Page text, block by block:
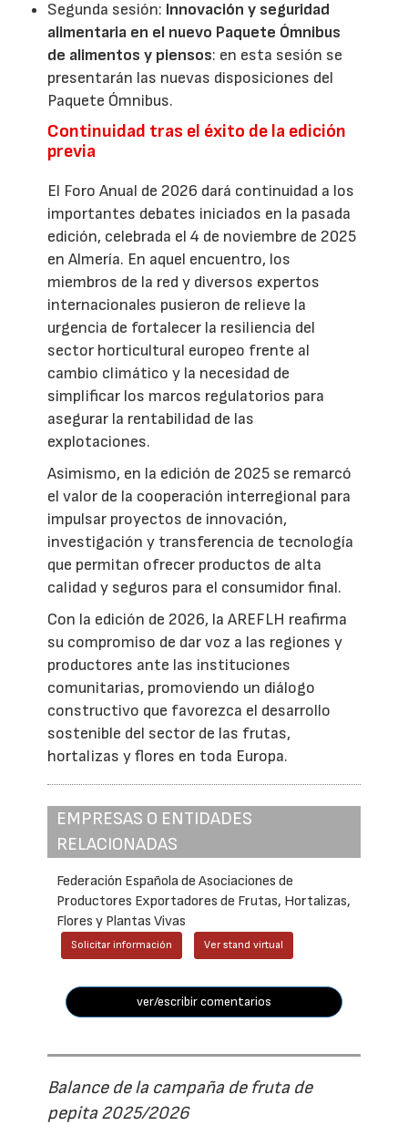
Segunda sesión: Innovación y seguridad
alimentaria en el nuevo Paquete Ómnibus
de alimentos y piensos: en esta sesión se
presentarán las nuevas disposiciones del
Paquete Ómnibus.
Continuidad tras el éxito de la edición
previa
El Foro Anual de 2026 dará continuidad a los
importantes debates iniciados en la pasada
edición, celebrada el 4 de noviembre de 2025
en Almería. En aquel encuentro, los
miembros de la red y diversos expertos
internacionales pusieron de relieve la
urgencia de fortalecer la resiliencia del
sector horticultural europeo frente al
cambio climático y la necesidad de
simplificar los marcos regulatorios para
asegurar la rentabilidad de las
explotaciones.
Asimismo, en la edición de 2025 se remarcó
el valor de la cooperación interregional para
impulsar proyectos de innovación,
investigación y transferencia de tecnología
que permitan ofrecer productos de alta
calidad y seguros para el consumidor final.
Con la edición de 2026, la AREFLH reafirma
su compromiso de dar voz a las regiones y
productores ante las instituciones
comunitarias, promoviendo un diálogo
constructivo que favorezca el desarrollo
sostenible del sector de las frutas,
hortalizas y flores en toda Europa.
EMPRESAS O ENTIDADES
RELACIONADAS
Federación Española de Asociaciones de
Productores Exportadores de Frutas, Hortalizas,
Flores y Plantas Vivas
Solicitar información Ver stand virtual
ver/escribir comentarios
Balance de la campaña de fruta de
pepita 2025/2026